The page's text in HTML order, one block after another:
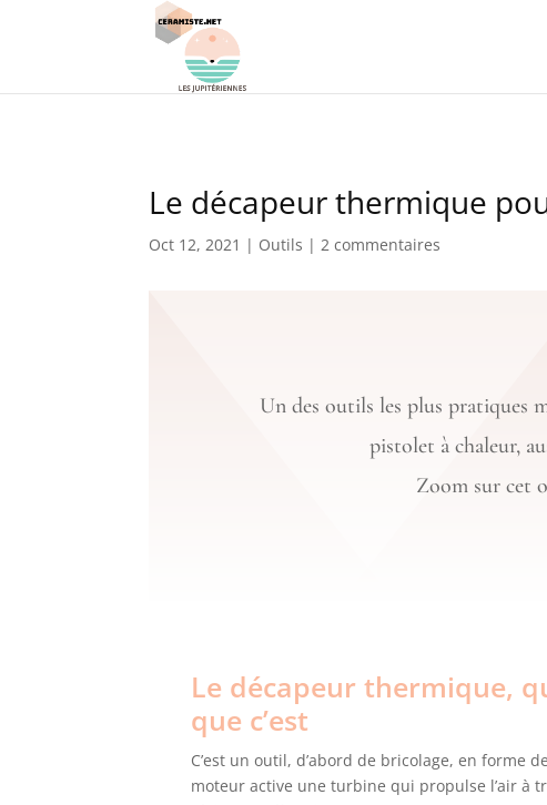
Le décapeur thermique
Oct 12, 2021 | Outils |2 commentaires
Un des outils les plus pratiques
pistolet à chaleur,
Zoom sur cet
Le décapeur thermique,
que c’est
C’est un outil, d’abord de bricolage, en forme
moteur active une turbine qui propulse l’air à